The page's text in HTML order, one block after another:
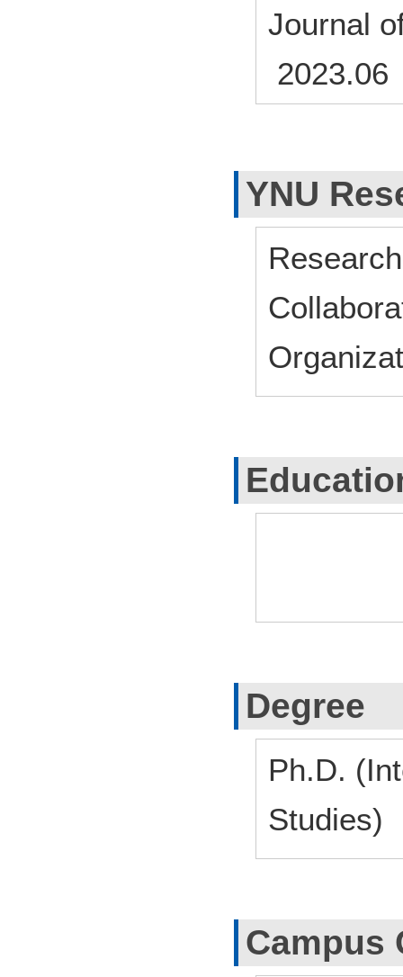
Journal
2023.06
YNU
Degree
Ph.D.
Studies)
Campus